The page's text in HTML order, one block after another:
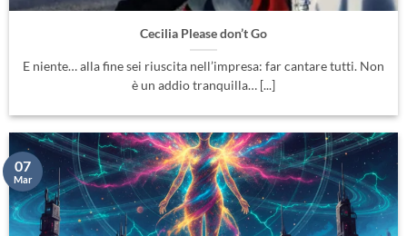
Cecilia Please don’t Go
E niente… alla fine sei riuscita nell’impresa: far cantare tutti. Non
è un addio tranquilla… [...]
07
Mar